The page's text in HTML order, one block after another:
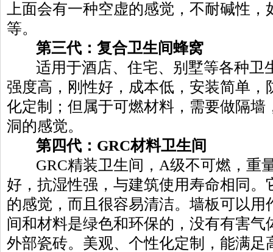
上面会有一种空虚的感觉，不耐碱性
等。
第三代：复合卫生间蜂窝
适用于酒店、住宅、别墅等各种卫
强度高，刚性好，成本低，安装简单，
化定制；但属于可燃材料，需要做隔墙
洞的感觉。
第四代：GRC材料卫生间
GRC精装卫生间，A级不可燃，重
好，抗湿性强，与建筑使用寿命相同。
的感觉，而且很容易清洁。墙板可以用
间和材料是绿色和环保的，没有有害气
外部瓷砖。美观、个性化定制，能满足